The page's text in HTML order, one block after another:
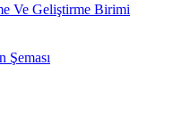
Ve Geliştirme Birimi